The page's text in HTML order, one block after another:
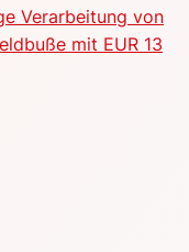
Verarbeitung von
mit EUR 13